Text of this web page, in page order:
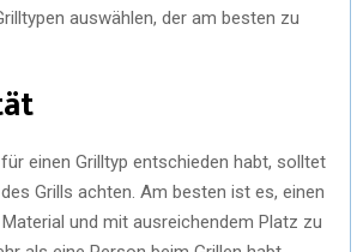
auswählen, der am besten zu
einen Grilltyp entschieden habt, solltet
Grills achten. Am besten ist es, einen
und mit ausreichendem Platz zu